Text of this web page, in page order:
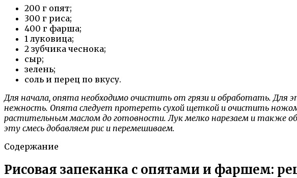
200 г опят;
300 г риса;
400 г фарша;
1 луковица;
2 зубчика чеснока;
сыр;
зелень;
соль и перец по вкусу.
Для начала, опята необходимо очистить от грязи и обработать.
нежность. Опята следует протереть сухой щеткой и очистить ножом
растительным маслом до готовности. Лук мелко нарезаем и также
эту смесь добавляем рис и перемешиваем.
Содержание
Рисовая запеканка с опятами и фаршем: